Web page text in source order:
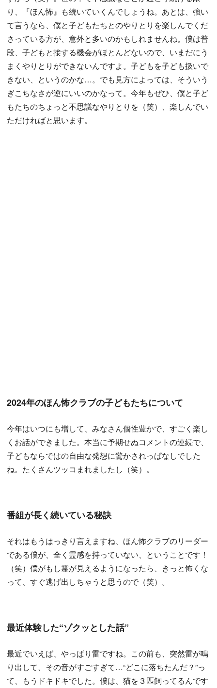
り、『ほん怖』も続いていくんでしょうね。あとは、強い
て言うなら、僕と子どもたちとのやりとりを楽しんでくだ
さっている方が、意外と多いのかもしれませんね。僕は普
段、子どもと接する機会がほとんどないので、いまだにう
まくやりとりができないんですよ。子どもを子ども扱いで
きない、というのかな…。でも見方によっては、そういう
ぎこちなさが逆にいいのかなって。今年もぜひ、僕と子ど
もたちのちょっと不思議なやりとりを（笑）、楽しんでい
ただければと思います。
2024年のほん怖クラブの子どもたちについて
今年はいつにも増して、みなさん個性豊かで、すごく楽し
くお話ができました。本当に予期せぬコメントの連続で、
子どもならではの自由な発想に驚かされっぱなしでした
ね。たくさんツッコまれましたし（笑）。
番組が長く続いている秘訣
それはもうはっきり言えますね、ほん怖クラブのリーダー
である僕が、全く霊感を持っていない、ということです！
（笑）僕がもし霊が見えるようになったら、きっと怖くな
って、すぐ逃げ出しちゃうと思うので（笑）。
最近体験した“ゾクッとした話”
最近でいえば、やっぱり雷ですね。この前も、突然雷が鳴
り出して、その音がすごすぎて…“どこに落ちたんだ？”っ
て、もうドキドキでした。僕は、猫を３匹飼ってるんです